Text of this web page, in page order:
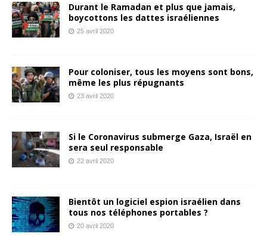
Durant le Ramadan et plus que jamais,
boycottons les dattes israéliennes
25 avril 2020
Pour coloniser, tous les moyens sont bons,
même les plus répugnants
23 avril 2020
Si le Coronavirus submerge Gaza, Israël en
sera seul responsable
22 avril 2020
Bientôt un logiciel espion israélien dans
tous nos téléphones portables ?
20 avril 2020